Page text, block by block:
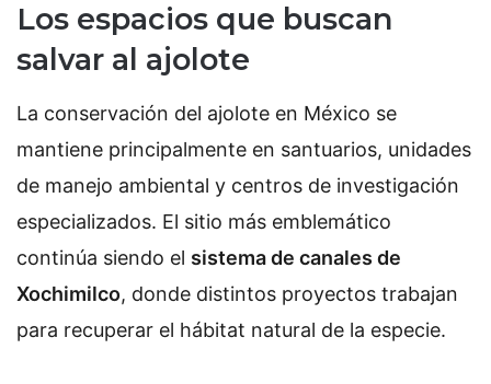
Los espacios que buscan
salvar al ajolote
La conservación del ajolote en México se
mantiene principalmente en santuarios, unidades
de manejo ambiental y centros de investigación
especializados. El sitio más emblemático
continúa siendo el sistema de canales de
Xochimilco, donde distintos proyectos trabajan
para recuperar el hábitat natural de la especie.